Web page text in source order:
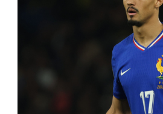
Taille de la police
Paramètrages / Options